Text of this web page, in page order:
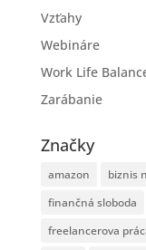
Vzťahy
Webináre
Work Life
Zarábanie
Značky
amazon biznis
finančná sloboda
freelancerova